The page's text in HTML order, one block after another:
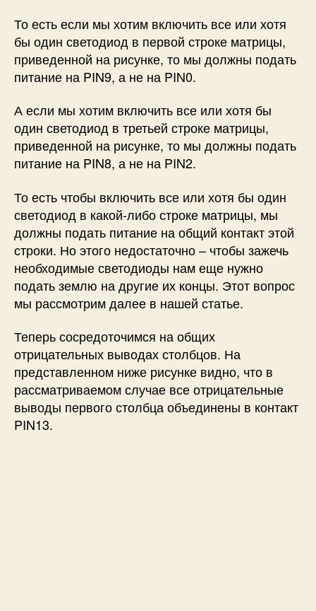
То есть если мы хотим включить все или хотя
бы один светодиод в первой строке матрицы,
приведенной на рисунке, то мы должны подать
питание на PIN9, а не на PIN0.
А если мы хотим включить все или хотя бы
один светодиод в третьей строке матрицы,
приведенной на рисунке, то мы должны подать
питание на PIN8, а не на PIN2.
То есть чтобы включить все или хотя бы один
светодиод в какой-либо строке матрицы, мы
должны подать питание на общий контакт этой
строки. Но этого недостаточно – чтобы зажечь
необходимые светодиоды нам еще нужно
подать землю на другие их концы. Этот вопрос
мы рассмотрим далее в нашей статье.
Теперь сосредоточимся на общих
отрицательных выводах столбцов. На
представленном ниже рисунке видно, что в
рассматриваемом случае все отрицательные
выводы первого столбца объединены в контакт
PIN13.